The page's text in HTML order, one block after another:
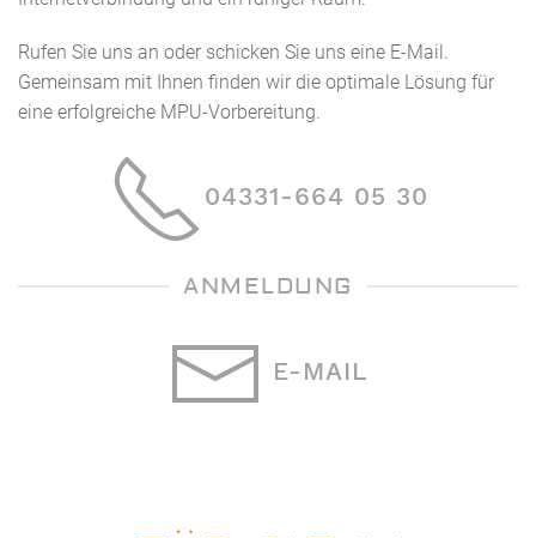
Rufen Sie uns an oder schicken Sie uns eine E-Mail.
Gemeinsam mit Ihnen finden wir die optimale Lösung für
eine erfolgreiche MPU-Vorbereitung.
04331-664 05 30
ANMELDUNG
E-MAIL